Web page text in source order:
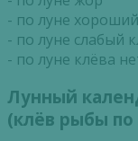
- по луне
- по луне слабый
- по луне клёва
Лунный
(клёв рыбы по